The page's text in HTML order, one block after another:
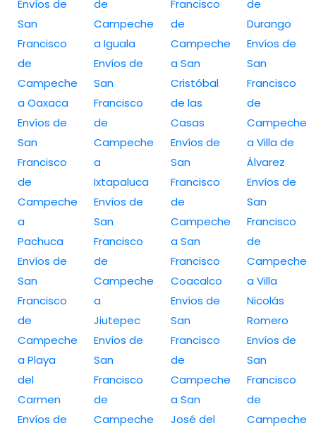
Envíos de
San
Francisco
de
Campeche
a Oaxaca
Envíos de
San
Francisco
de
Campeche
a
Pachuca
Envíos de
San
Francisco
de
Campeche
a Playa
del
Carmen
Envíos de
de
Campeche
a Iguala
Envíos de
San
Francisco
de
Campeche
a
Ixtapaluca
Envíos de
San
Francisco
de
Campeche
a
Jiutepec
Envíos de
San
Francisco
de
Campeche
Francisco
de
Campeche
a San
Cristóbal
de las
Casas
Envíos de
San
Francisco
de
Campeche
a San
Francisco
Coacalco
Envíos de
San
Francisco
de
Campeche
a San
José del
de
Durango
Envíos de
San
Francisco
de
Campeche
a Villa de
Álvarez
Envíos de
San
Francisco
de
Campeche
a Villa
Nicolás
Romero
Envíos de
San
Francisco
de
Campeche